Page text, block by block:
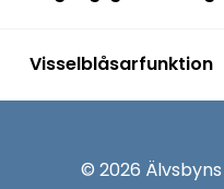
Visselblåsarfunktion
© 2026